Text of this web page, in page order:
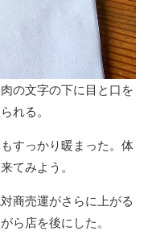
の文字の下に目と口を
れる。
すっかり暖まった。体
てみよう。
商売運がさらに上がる
ら店を後にした。